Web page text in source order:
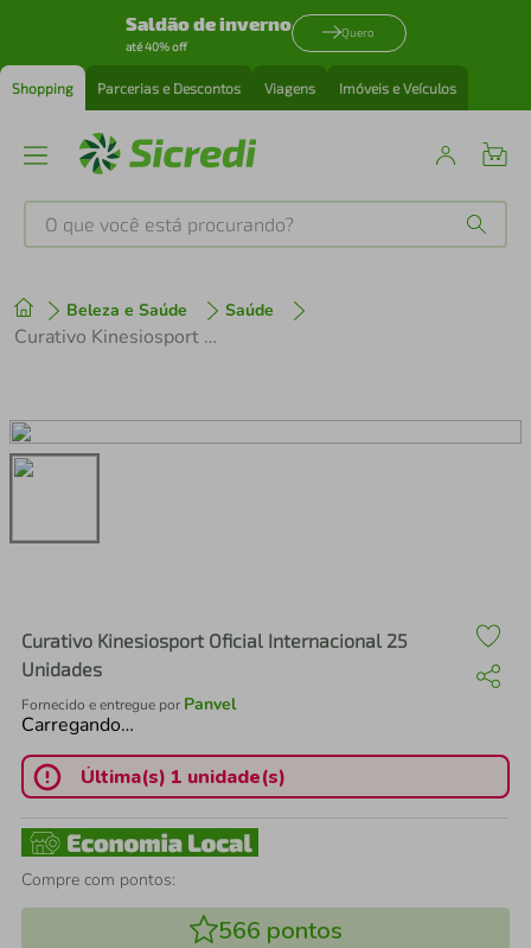
Saldão de inverno
até 40% off
Quero
Shopping Parcerias e Descontos Viagens Imóveis e Veículos
O que você está procurando?
Beleza e Saúde Saúde
Curativo Kinesiosport Oficial Internacional 25 Unidades
Curativo Kinesiosport Oficial Internacional 25
Unidades
Fornecido e entregue por Panvel
Carregando…
Última(s) 1 unidade(s)
Compre com pontos:
566 pontos
1º tenis